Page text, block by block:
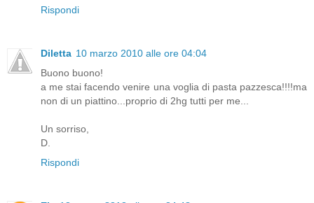
Rispondi
Diletta 10 marzo 2010 alle ore 04:04
Buono buono!
a me stai facendo venire una voglia di pasta pazzesca!!!!ma
non di un piattino...proprio di 2hg tutti per me...
Un sorriso,
D.
Rispondi